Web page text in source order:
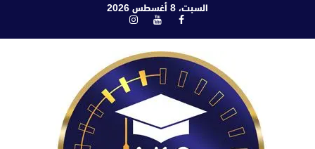
السبت، 8 أغسطس 2026
فيسبوكيوتيوبانستغرام